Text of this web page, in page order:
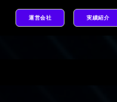
運営会社 実績紹介